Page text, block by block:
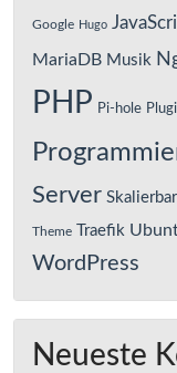
Google Hugo
MariaDB Musik
PHP Pi-hole
Server
Theme Traefik
WordPress
Neueste